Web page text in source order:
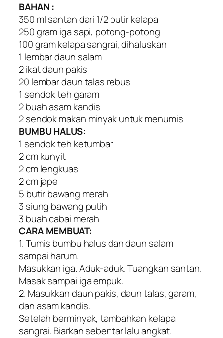
BAHAN :
350 ml santan dari 1/2 butir kelapa
250 gram iga sapi, potong-potong
100 gram kelapa sangrai, dihaluskan
1 lembar daun salam
2 ikat daun pakis
20 lembar daun talas rebus
1 sendok teh garam
2 buah asam kandis
2 sendok makan minyak untuk menumis
BUMBU HALUS:
1 sendok teh ketumbar
2 cm kunyit
2 cm lengkuas
2 cm jape
5 butir bawang merah
3 siung bawang putih
3 buah cabai merah
CARA MEMBUAT:
1. Tumis bumbu halus dan daun salam
sampai harum.
Masukkan iga. Aduk-aduk. Tuangkan santan.
Masak sampai iga empuk.
2. Masukkan daun pakis, daun talas, garam,
dan asam kandis.
Setelah berminyak, tambahkan kelapa
sangrai. Biarkan sebentar lalu angkat.